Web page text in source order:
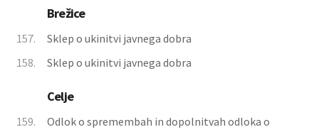
Brežice
157.
Sklep o ukinitvi javnega dobra
158.
Sklep o ukinitvi javnega dobra
Celje
159.
Odlok o spremembah in dopolnitvah odloka o